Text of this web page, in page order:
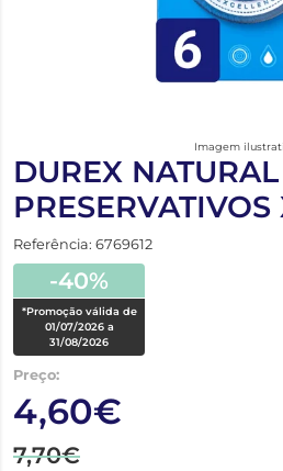
Imagem
DUREX
PRESERVATIVOS
Referência: 6769612
-40%
*Promoção válida de
01/07/2026 a
31/08/2026
Preço:
4,60€
7,70€